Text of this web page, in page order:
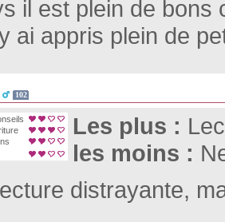
il est plein de bons
ai appris plein de
102
Les plus :
les moins :
distrayante,